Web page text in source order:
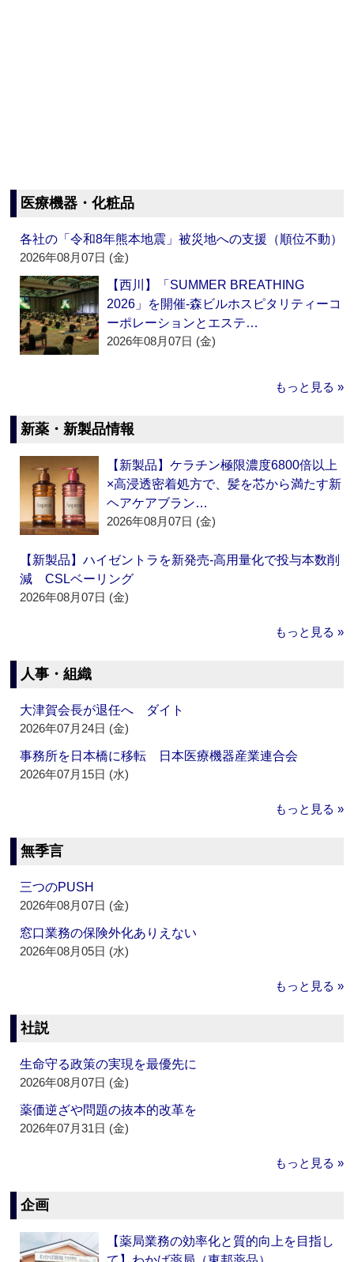
医療機器・化粧品
各社の「令和8年熊本地震」被災地への支援（順位不動）
2026年08月07日 (金)
【西川】「SUMMER BREATHING
2026」を開催‐森ビルホスピタリティーコ
ーポレーションとエステ…
2026年08月07日 (金)
もっと見る »
新薬・新製品情報
【新製品】ケラチン極限濃度6800倍以上
×高浸透密着処方で、髪を芯から満たす新
ヘアケアブラン…
2026年08月07日 (金)
【新製品】ハイゼントラを新発売‐高用量化で投与本数削
減 CSLベーリング
2026年08月07日 (金)
もっと見る »
人事・組織
大津賀会長が退任へ ダイト
2026年07月24日 (金)
事務所を日本橋に移転 日本医療機器産業連合会
2026年07月15日 (水)
もっと見る »
無季言
三つのPUSH
2026年08月07日 (金)
窓口業務の保険外化ありえない
2026年08月05日 (水)
もっと見る »
社説
生命守る政策の実現を最優先に
2026年08月07日 (金)
薬価逆ざや問題の抜本的改革を
2026年07月31日 (金)
もっと見る »
企画
【薬局業務の効率化と質的向上を目指し